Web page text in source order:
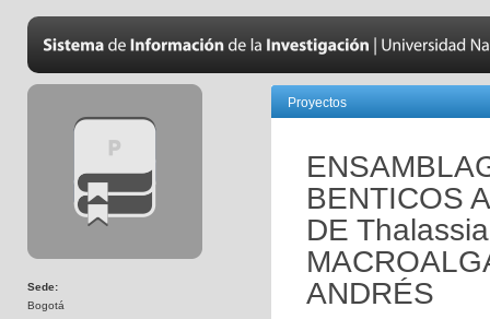
Sede:
Bogotá
Proyectos
BENTICOS
DE
ANDRÉS